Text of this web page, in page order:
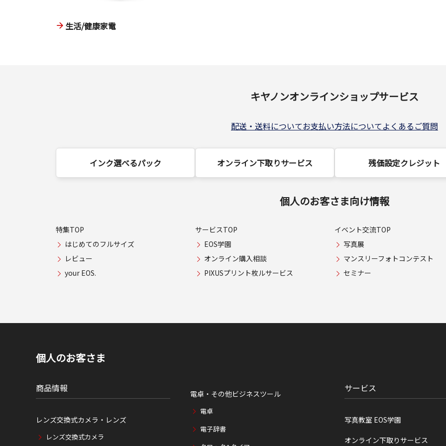
生活/健康家電
キヤノンオンラインショップサービス
配送・送料についてお支払い方法についてよくあるご質問
インク選べるパック オンライン下取りサービス 残価設定クレジット
個人のお客さま向け情報
特集TOP
はじめてのフルサイズ
レビュー
your EOS.
サービスTOP
EOS学園
オンライン購入相談
PIXUSプリント枚ルサービス
イベント交流TOP
写真展
マンスリーフォトコンテスト
セミナー
個人のお客さま
商品情報
レンズ交換式カメラ・レンズ
レンズ交換式カメラ
電卓・その他ビジネスツール
電卓
電子辞書
サービス
写真教室 EOS学園
オンライン下取りサービス